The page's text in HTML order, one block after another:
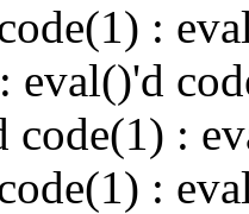
:
eval()'d
code(1) :
: